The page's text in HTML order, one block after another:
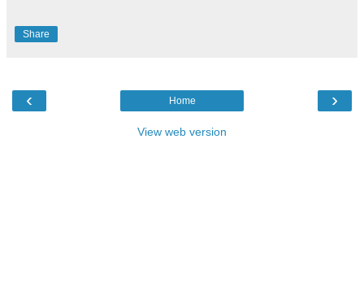
Share
‹ ›
Home
View web version